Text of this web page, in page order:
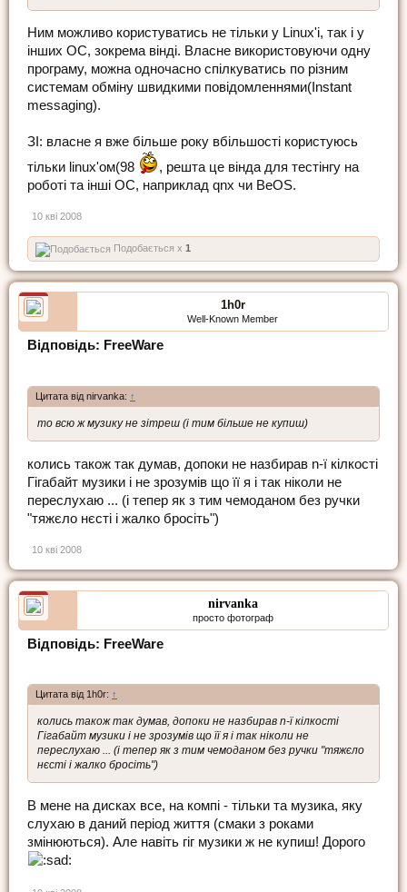
Ним можливо користуватись не тільки у Linux'і, так і у
інших ОС, зокрема вінді. Власне використовуючи одну
програму, можна одночасно спілкуватись по різним
системам обміну швидкими повідомленнями(Instant
messaging).
ЗІ: власне я вже більше року вбільшості користуюсь
тільки linux'ом(98
, решта це вінда для тестінгу на
роботі та інші ОС, наприклад qnx чи BeOS.
10 кві 2008
Подобається x 1
1h0r
Well-Known Member
Відповідь: FreeWare
Цитата від nirvanka: ↑
то всю ж музику не зітреш (і тим більше не купиш)
колись також так думав, допоки не назбирав n-ї кілкості
Гігабайт музики і не зрозумів що її я і так ніколи не
переслухаю ... (і тепер як з тим чемоданом без ручки
"тяжєло нєсті і жалко бросіть")
10 кві 2008
nirvanka
просто фотограф
Відповідь: FreeWare
Цитата від 1h0r: ↑
колись також так думав, допоки не назбирав n-ї кілкості
Гігабайт музики і не зрозумів що її я і так ніколи не
переслухаю ... (і тепер як з тим чемоданом без ручки "тяжєло
нєсті і жалко бросіть")
В мене на дисках все, на компі - тільки та музика, яку
слухаю в даний період життя (смаки з роками
змінюються). Але навіть гіг музики ж не купиш! Дорого